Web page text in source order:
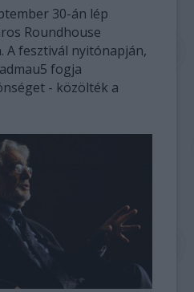
30-án lép
Roundhouse
A fesztivál nyitónapján,
fogja
- közölték a